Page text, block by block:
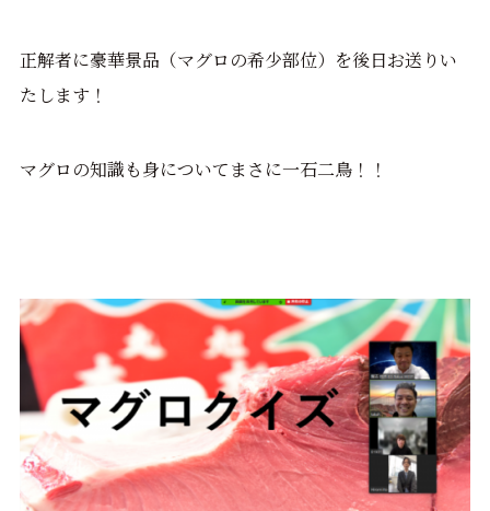
正解者に豪華景品（マグロの希少部位） を後日お送りい
たします！
マグロの知識も身についてまさに一石二鳥！！